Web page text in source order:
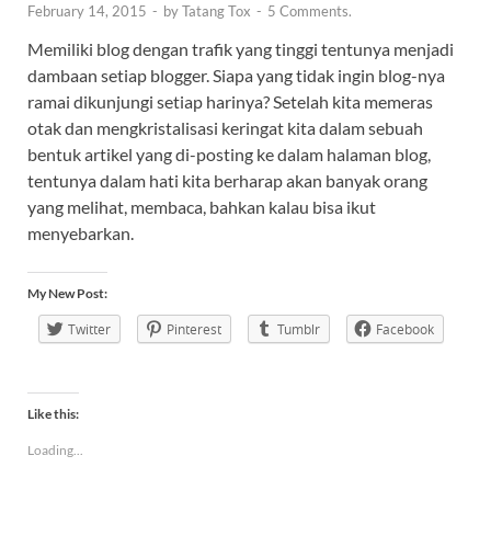
February 14, 2015 - byTatang Tox - 5 Comments.
Memiliki blog dengan trafik yang tinggi tentunya menjadi
dambaan setiap blogger. Siapa yang tidak ingin blog-nya
ramai dikunjungi setiap harinya? Setelah kita memeras
otak dan mengkristalisasi keringat kita dalam sebuah
bentuk artikel yang di-posting ke dalam halaman blog,
tentunya dalam hati kita berharap akan banyak orang
yang melihat, membaca, bahkan kalau bisa ikut
menyebarkan.
My New Post:
Twitter Pinterest Tumblr Facebook
Like this:
Loading...